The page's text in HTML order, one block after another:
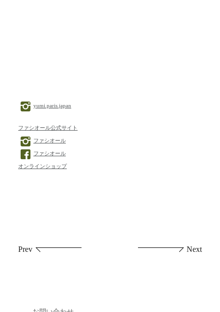
yumi.paris.japan
ファシオール公式サイト
ファシオール
ファシオール
オンラインショップ
Prev Next